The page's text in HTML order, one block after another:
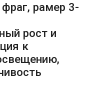
рамер 3-
рост и
к